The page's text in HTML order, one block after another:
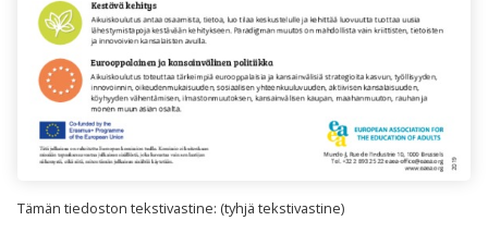
Tämän tiedoston tekstivastine: (tyhjä tekstivastine)